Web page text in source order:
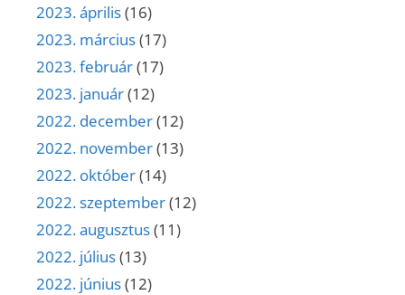
2023. április(16)
2023. március(17)
2023. február(17)
2023. január(12)
2022. december(12)
2022. november(13)
2022. október(14)
2022. szeptember(12)
2022. augusztus(11)
2022. július(13)
2022. június(12)